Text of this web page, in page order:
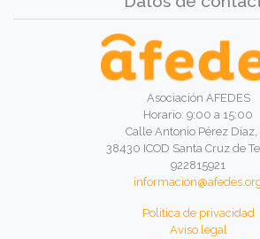
Asociación AFEDES
Horario: 9:00 a 15:00
Calle Antonio Pérez Díaz,
38430 ICOD Santa Cruz de
922815921
Política de privacidad
Aviso legal